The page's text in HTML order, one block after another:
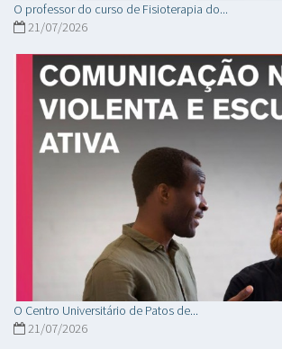
O professor do curso de Fisioterapia do...
21/07/2026
O Centro Universitário de Patos de...
21/07/2026